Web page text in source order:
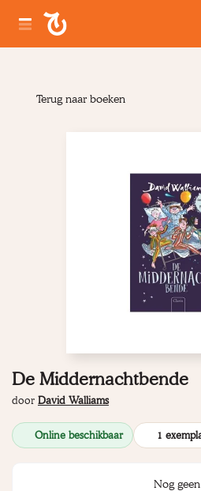
Terug naar boeken
De Middernachtbende
door David Walliams
Online beschikbaar 1
Nog